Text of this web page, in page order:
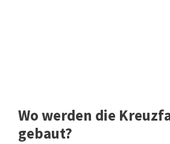
Wo werden die
gebaut?